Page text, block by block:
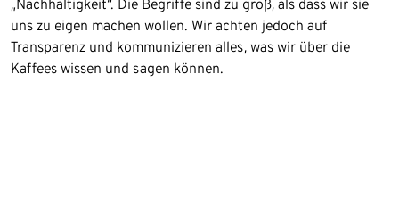
„Nachhaltigkeit“. Die Begriffe sind zu groß, als dass wir sie
uns zu eigen machen wollen. Wir achten jedoch auf
Transparenz und kommunizieren alles, was wir über die
Kaffees wissen und sagen können.